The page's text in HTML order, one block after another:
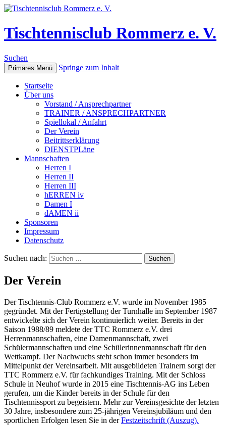
Tischtennisclub Rommerz e. V.
Suchen
Primäres Menü Springe zum Inhalt
Startseite
Über uns
Vorstand / Ansprechpartner
TRAINER / ANSPRECHPARTNER
Spiellokal / Anfahrt
Der Verein
Beitrittserklärung
DIENSTPLäne
Mannschaften
Herren I
Herren II
Herren III
hERREN iv
Damen I
dAMEN ii
Sponsoren
Impressum
Datenschutz
Suchen nach:
Der Verein
Der Tischtennis-Club Rommerz e.V. wurde im November 1985
gegründet. Mit der Fertigstellung der Turnhalle im September 1987
entwickelte sich der Verein kontinuierlich weiter. Bereits in der
Saison 1988/89 meldete der TTC Rommerz e.V. drei
Herrenmannschaften, eine Damenmannschaft, zwei
Schülermannschaften und eine Schülerinnenmannschaft für den
Wettkampf. Der Nachwuchs steht schon immer besonders im
Mittelpunkt der Vereinsarbeit. Mit ausgebildeten Trainern sorgt der
TTC Rommerz e.V. für fachkundiges Training. Mit der Schloss
Schule in Neuhof wurde in 2015 eine Tischtennis-AG ins Leben
gerufen, um die Kinder bereits in der Schule für den
Tischtennissport zu begeistern. Mehr zur Vereinsgesichte der letzten
30 Jahre, insbesondere zum 25-jährigen Vereinsjubiläum und den
sportlichen Erfolgen lesen Sie in derFestzeitschrift (Auszug).